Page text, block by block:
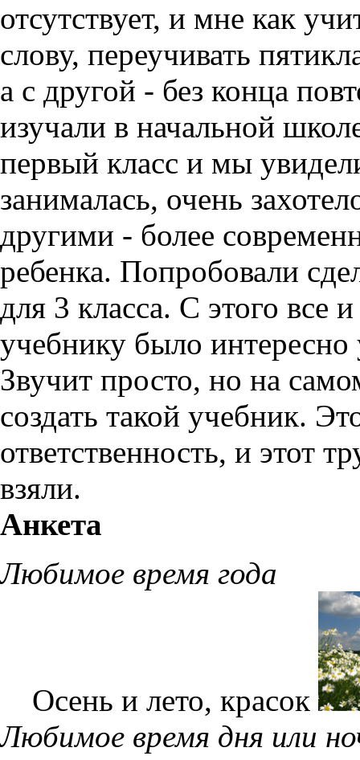
отсутствует, и мне как
слову, переучивать
а с другой - без конца
изучали в начальной
первый класс и мы
занималась, очень
другими - более
ребенка. Попробовали
для 3 класса. С этого все
учебнику было интересно
Звучит просто, но на
создать такой учебник.
ответственность, и этот
взяли.
Анкета
Любимое время года
Осень и лето, красок
Любимое время дня или